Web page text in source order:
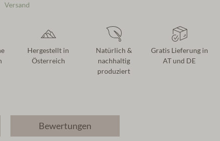
Versand
Hergestellt in
Österreich
Natürlich &
nachhaltig
produziert
Gratis Lieferung in
AT und DE
Bewertungen